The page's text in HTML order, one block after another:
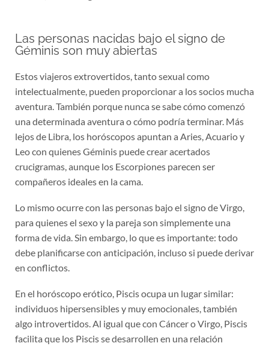
Las personas nacidas bajo el signo de
Géminis son muy abiertas
Estos viajeros extrovertidos, tanto sexual como
intelectualmente, pueden proporcionar a los socios mucha
aventura. También porque nunca se sabe cómo comenzó
una determinada aventura o cómo podría terminar. Más
lejos de Libra, los horóscopos apuntan a Aries, Acuario y
Leo con quienes Géminis puede crear acertados
crucigramas, aunque los Escorpiones parecen ser
compañeros ideales en la cama.
Lo mismo ocurre con las personas bajo el signo de Virgo,
para quienes el sexo y la pareja son simplemente una
forma de vida. Sin embargo, lo que es importante: todo
debe planificarse con anticipación, incluso si puede derivar
en conflictos.
En el horóscopo erótico, Piscis ocupa un lugar similar:
individuos hipersensibles y muy emocionales, también
algo introvertidos. Al igual que con Cáncer o Virgo, Piscis
facilita que los Piscis se desarrollen en una relación